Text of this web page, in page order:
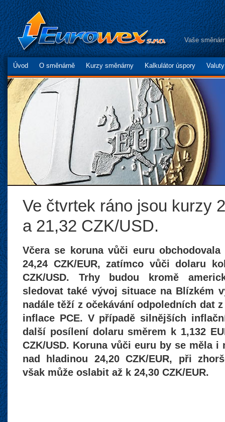
Vaše
Úvod O směnárně Kurzy směnárny Kalkulátor úspory
Ve čtvrtek ráno jsou kurzy
a 21,32 CZK/USD.
Včera se koruna vůči euru obchodovala
24,24 CZK/EUR, zatímco vůči dolaru
CZK/USD. Trhy budou kromě
sledovat také vývoj situace na Blízkém
nadále těží z očekávání odpoledních dat
inflace PCE. V případě silnějších
další posílení dolaru směrem k 1,132
CZK/USD. Koruna vůči euru by se měla i
nad hladinou 24,20 CZK/EUR, při
však může oslabit až k 24,30 CZK/EUR.